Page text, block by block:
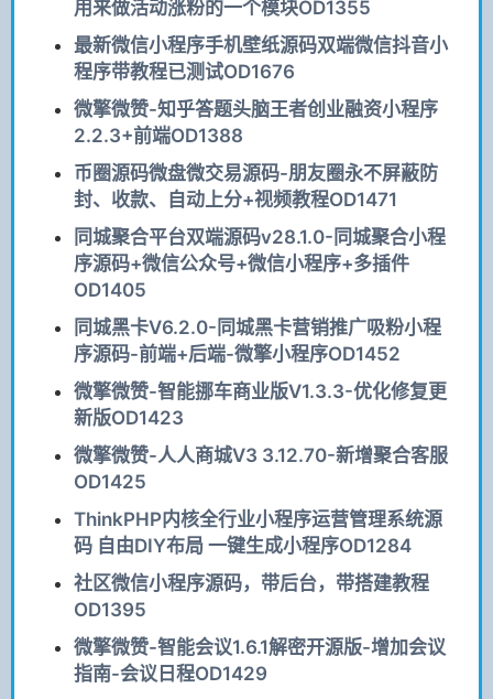
用来做活动涨粉的一个模块OD1355
最新微信小程序手机壁纸源码双端微信抖音小
程序带教程已测试OD1676
微擎微赞-知乎答题头脑王者创业融资小程序
2.2.3+前端OD1388
币圈源码微盘微交易源码-朋友圈永不屏蔽防
封、收款、自动上分+视频教程OD1471
同城聚合平台双端源码v28.1.0-同城聚合小程
序源码+微信公众号+微信小程序+多插件
OD1405
同城黑卡V6.2.0-同城黑卡营销推广吸粉小程
序源码-前端+后端-微擎小程序OD1452
微擎微赞-智能挪车商业版V1.3.3-优化修复更
新版OD1423
微擎微赞-人人商城V3 3.12.70-新增聚合客服
OD1425
ThinkPHP内核全行业小程序运营管理系统源
码 自由DIY布局 一键生成小程序OD1284
社区微信小程序源码，带后台，带搭建教程
OD1395
微擎微赞-智能会议1.6.1解密开源版-增加会议
指南-会议日程OD1429